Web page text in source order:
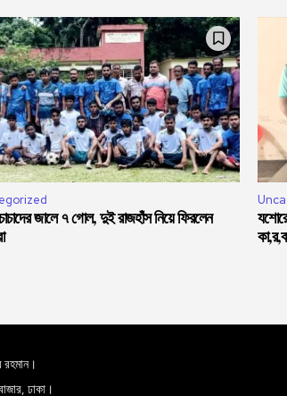
জালে ৭ গোল, দুই রাজহাঁস নিয়ে ফিরলেন
ঢাকা।